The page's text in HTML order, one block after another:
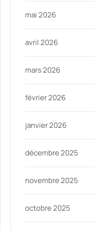
mai 2026
avril 2026
mars 2026
février 2026
janvier 2026
décembre 2025
novembre 2025
octobre 2025